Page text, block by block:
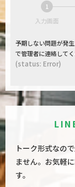
1
入力画面現
表
示
さ
い
る
面
す。
予期しない問題が発
で管理者に連絡してく
(status: Error)
トーク形式なの
ません。お気軽
す。